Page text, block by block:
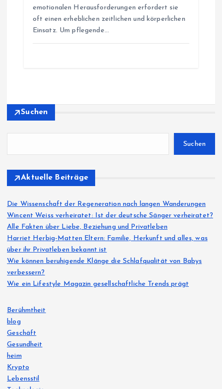
emotionalen Herausforderungen erfordert sie
oft einen erheblichen zeitlichen und körperlichen
Einsatz. Um pflegende…
Suchen
Suchen
Aktuelle Beiträge
Die Wissenschaft der Regeneration nach langen Wanderungen
Wincent Weiss verheiratet: Ist der deutsche Sänger verheiratet?
Alle Fakten über Liebe, Beziehung und Privatleben
Harriet Herbig-Matten Eltern: Familie, Herkunft und alles, was
über ihr Privatleben bekannt ist
Wie können beruhigende Klänge die Schlafqualität von Babys
verbessern?
Wie ein Lifestyle Magazin gesellschaftliche Trends prägt
Berühmtheit
blog
Geschäft
Gesundheit
heim
Krypto
Lebensstil